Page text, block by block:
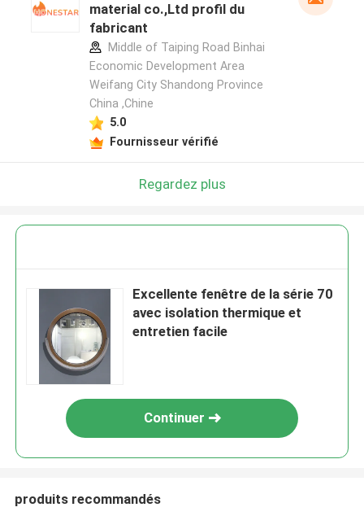
material co.,Ltd profil du
fabricant
Middle of Taiping Road Binhai
Economic Development Area
Weifang City Shandong Province
China ,Chine
5.0
Fournisseur vérifié
Regardez plus
Excellente fenêtre de la série 70
avec isolation thermique et
entretien facile
Continuer
produits recommandés